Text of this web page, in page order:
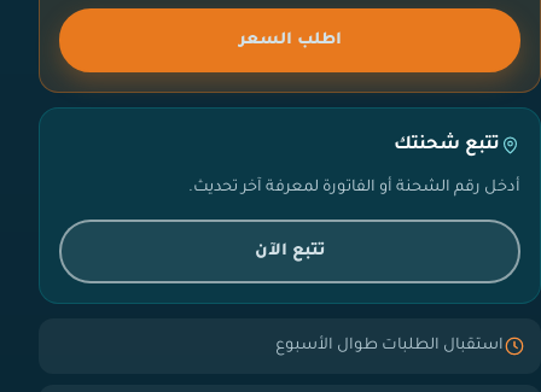
اطلب السعر
تتبع شحنتك
أدخل رقم الشحنة أو الفاتورة لمعرفة آخر تحديث.
تتبع الآن
استقبال الطلبات طوال الأسبوع